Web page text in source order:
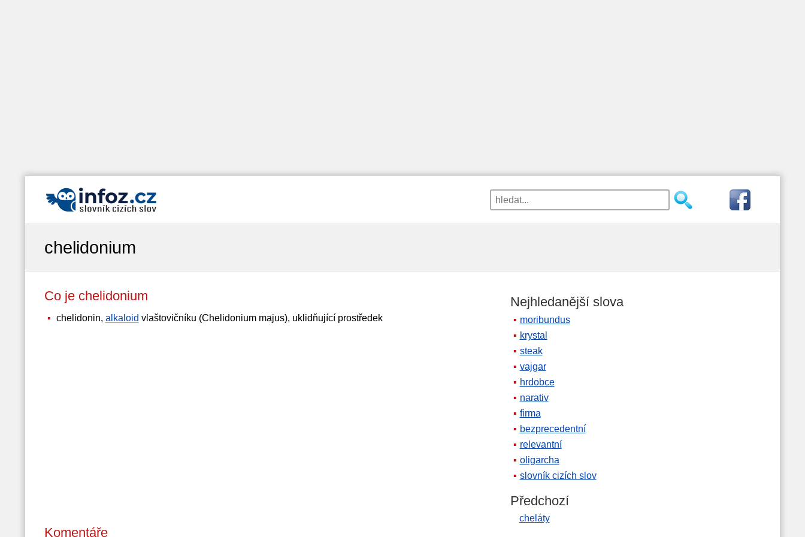
chelidonium
Co je chelidonium
chelidonin, alkaloid vlaštovičníku (Chelidonium majus), uklidňující prostředek
Komentáře
Nejhledanější slova
moribundus
krystal
steak
vajgar
hrdobce
narativ
firma
bezprecedentní
relevantní
oligarcha
slovník cizích slov
Předchozí
cheláty